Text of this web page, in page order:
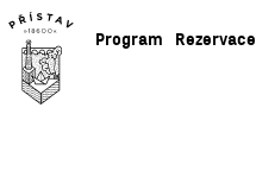
Program Rezervace